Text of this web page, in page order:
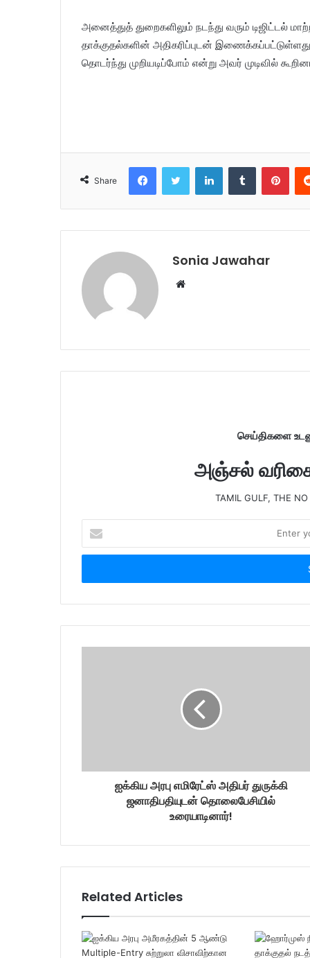
அனைத்துத் துறைகளிலும் நடந்து வரும் டிஜிட்டல்
தாக்குதல்களின் அதிகரிப்புடன்
தொடர்ந்து முறியடிப்போம் என்று அவர் முடிவில்
Share
Sonia Jawahar
i
செய்திகளை
அஞ்சல்
TAMIL GULF, THE
t
r
u
r
ஐக்கிய அரபு எமிரேட்ஸ் அதிபர் துருக்கி
ஜனாதிபதியுடன் தொலைபேசியில்
உரையாடினார்!
Related Articles